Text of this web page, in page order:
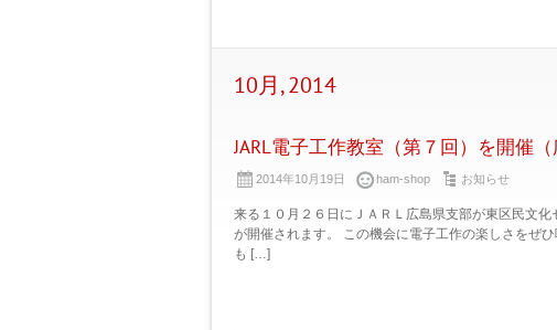
10月, 2014
JARL電子工作教室（第７回）を開催
2014年10月19日 ham-shop お知らせ
来る１０月２６日にＪＡＲＬ広島県支部が東区民文
が開催されます。 この機会に電子工作の楽しさをぜ
も […]